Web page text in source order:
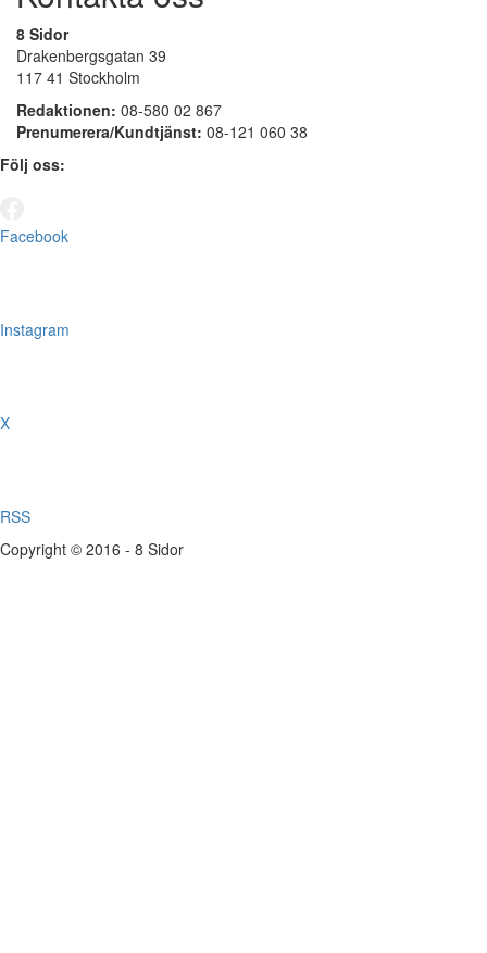
8 Sidor
Drakenbergsgatan 39
117 41 Stockholm
Redaktionen: 08-580 02 867
Prenumerera/Kundtjänst: 08-121 060 38
Följ oss:
Facebook
Instagram
X
RSS
Copyright © 2016 - 8 Sidor